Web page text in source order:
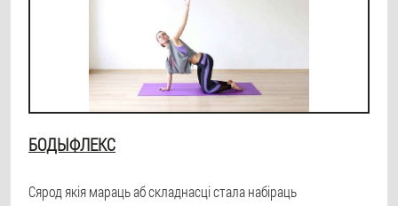
БОДЫФЛЕКС
Сярод якія мараць аб складнасці стала набіраць